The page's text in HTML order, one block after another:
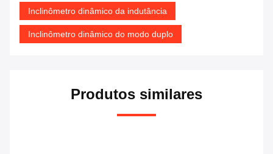
Inclinômetro dinâmico da indutância
Inclinômetro dinâmico do modo duplo
Produtos similares